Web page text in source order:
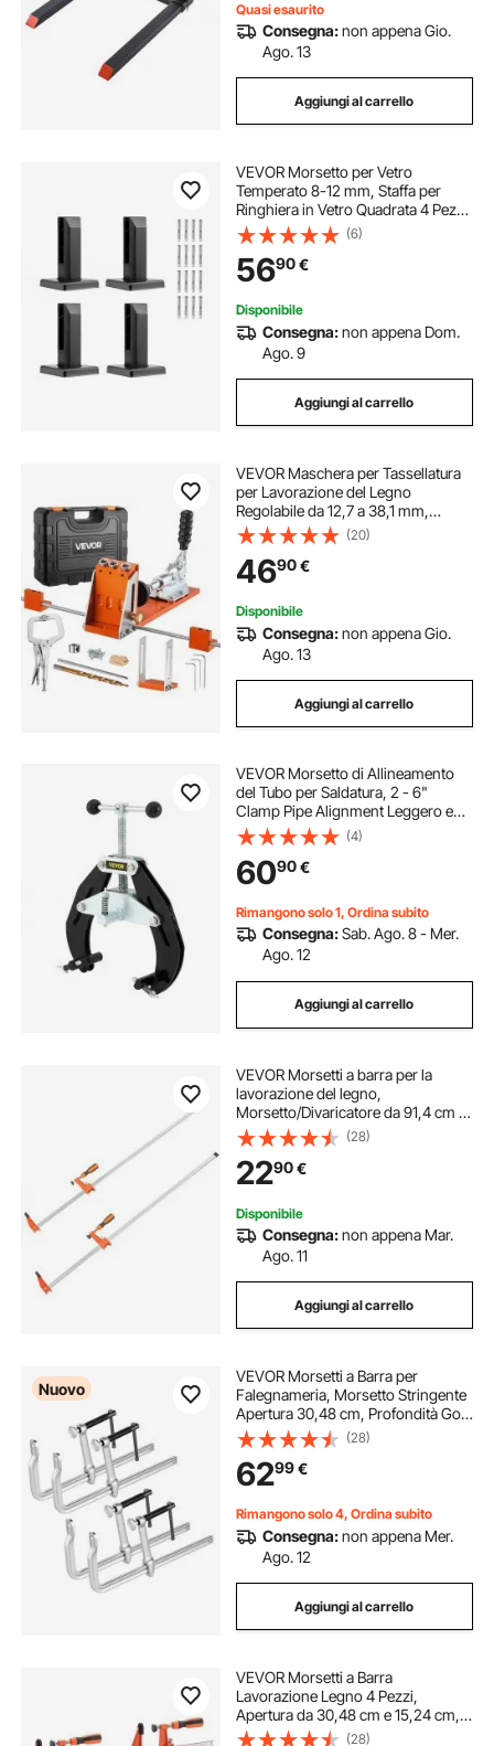
Quasi esaurito
Consegna:non appena Gio.
Ago. 13
Aggiungi al carrello
VEVOR Morsetto per Vetro
Temperato 8-12 mm, Staffa per
Ringhiera in Vetro Quadrata 4 Pezzi,
Morsetto per Montaggio Vetro
Acciaio Inossidabile 304, Staffa per
Mensola in Vetro Spesso 3 mm
(6)
5690€
Disponibile
Consegna:non appena Dom.
Ago. 9
Aggiungi al carrello
VEVOR Maschera per Tassellatura
per Lavorazione del Legno
Regolabile da 12,7 a 38,1 mm,
Sistema di Fori Tascabili con
Valigetta Portautensili, Morsetto a
C, Trapano a Gradini, Chiave
Esagonale
(20)
4690€
Disponibile
Consegna:non appena Gio.
Ago. 13
Aggiungi al carrello
VEVOR Morsetto di Allineamento
del Tubo per Saldatura, 2 - 6"
Clamp Pipe Alignment Leggero e
Portabile, Accoppiatore per Tubi a
Morsetto in Acciaio al Carbonio con
Viti a Rapida Azione, Nero
(4)
6090€
Rimangono solo 1, Ordina subito
Consegna:Sab. Ago. 8 - Mer.
Ago. 12
Aggiungi al carrello
VEVOR Morsetti a barra per la
lavorazione del legno,
Morsetto/Divaricatore da 91,4 cm in
confezione da 2, Morsetto F a
cambio rapido con limite di carico
di 272 kg, Profondità della gola
6,35 cm, Ghisa
(28)
2290€
Disponibile
Consegna:non appena Mar.
Ago. 11
Aggiungi al carrello
Nuovo
VEVOR Morsetti a Barra per
Falegnameria, Morsetto Stringente
Apertura 30,48 cm, Profondità Gola
12 cm, Carico 545 kg, 4 Pezzi, in
Acciaio, con Ganascia Girevole
Impugnatura a T, per Lavorazione
Legno
(28)
6299€
Rimangono solo 4, Ordina subito
Consegna:non appena Mer.
Ago. 12
Aggiungi al carrello
VEVOR Morsetti a Barra
Lavorazione Legno 4 Pezzi,
Apertura da 30,48 cm e 15,24 cm,
Morsetto a F Bloccabile Carico max.
(28)